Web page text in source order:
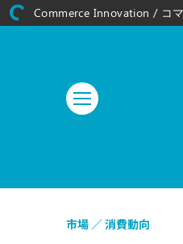
市場 消費動向
Commerce Innovation / コ